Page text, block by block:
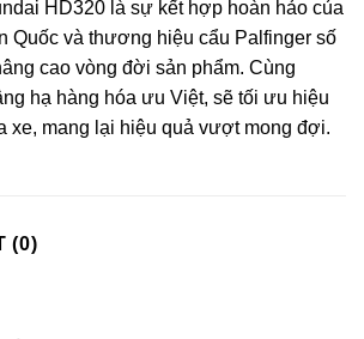
HD320 là sự kết hợp hoàn hảo của
Quốc và thương hiệu cẩu Palfinger số
cao vòng đời sản phẩm. Cùng
hạ hàng hóa ưu Việt, sẽ tối ưu hiệu
xe, mang lại hiệu quả vượt mong đợi.
(0)